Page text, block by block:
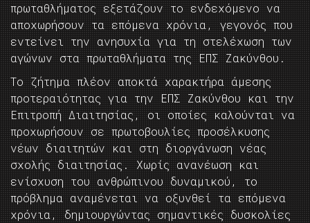
πρωταθλήματος εξετάζουν το ενδεχόμενο να
αποχωρήσουν τα επόμενα χρόνια, γεγονός που
εντείνει την ανησυχία για τη στελέχωση των
αγώνων στα πρωταθλήματα της ΕΠΣ Ζακύνθου.
Το ζήτημα πλέον αποκτά χαρακτήρα άμεσης
προτεραιότητας για την ΕΠΣ Ζακύνθου και την
Επιτροπή Διαιτησίας, οι οποίες καλούνται να
προχωρήσουν σε πρωτοβουλίες προσέλκυσης
νέων διαιτητών και στη διοργάνωση νέας
σχολής διαιτησίας. Χωρίς ανανέωση και
ενίσχυση του ανθρώπινου δυναμικού, το
πρόβλημα αναμένεται να οξυνθεί τα επόμενα
χρόνια, δημιουργώντας σημαντικές δυσκολίες